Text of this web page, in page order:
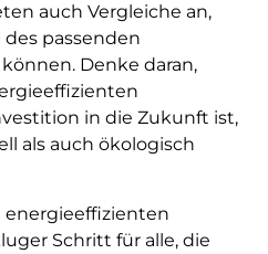
auch Vergleiche an,
passenden
Denke daran,
in die Zukunft ist,
als auch ökologisch
energieeffizienten
Schritt für alle, die